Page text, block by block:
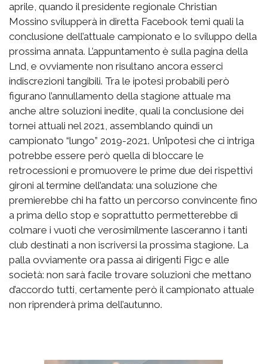
aprile, quando il presidente regionale Christian
Mossino svilupperà in diretta Facebook temi quali la
conclusione dell’attuale campionato e lo sviluppo della
prossima annata. L’appuntamento è sulla pagina della
Lnd, e ovviamente non risultano ancora esserci
indiscrezioni tangibili. Tra le ipotesi probabili però
figurano l’annullamento della stagione attuale ma
anche altre soluzioni inedite, quali la conclusione dei
tornei attuali nel 2021, assemblando quindi un
campionato “lungo” 2019-2021. Un’ipotesi che ci intriga
potrebbe essere però quella di bloccare le
retrocessioni e promuovere le prime due dei rispettivi
gironi al termine dell’andata: una soluzione che
premierebbe chi ha fatto un percorso convincente fino
a prima dello stop e soprattutto permetterebbe di
colmare i vuoti che verosimilmente lasceranno i tanti
club destinati a non iscriversi la prossima stagione. La
palla ovviamente ora passa ai dirigenti Figc e alle
società: non sarà facile trovare soluzioni che mettano
d’accordo tutti, certamente però il campionato attuale
non riprenderà prima dell’autunno.